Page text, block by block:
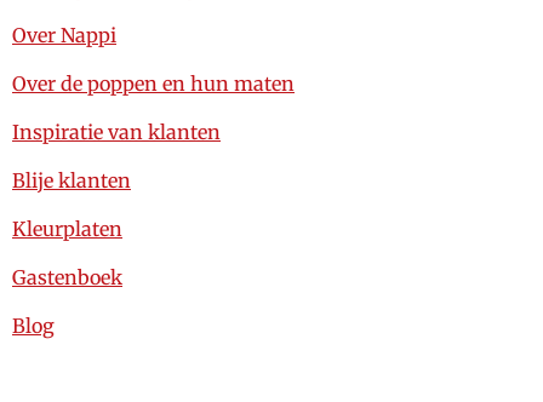
Over Nappi
Over de poppen en hun maten
Inspiratie van klanten
Blije klanten
Kleurplaten
Gastenboek
Blog